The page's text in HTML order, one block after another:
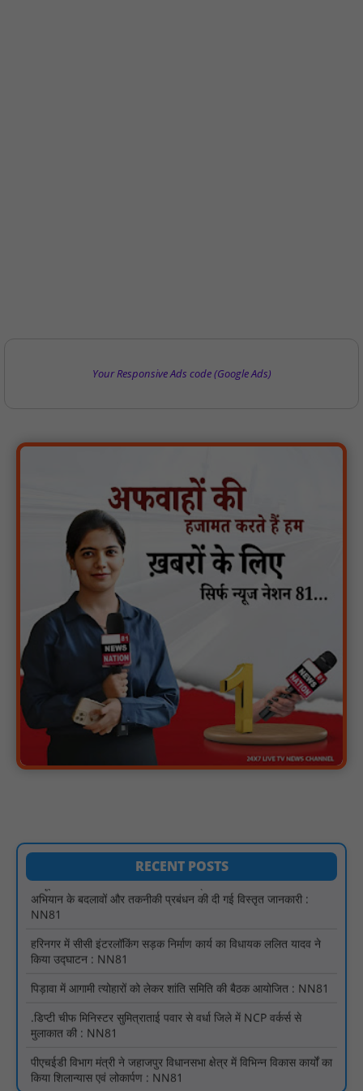
Your Responsive Ads code (Google Ads)
RECENT POSTS
पीएचईडी विभाग मंत्री ने जहाजपुर विधानसभा क्षेत्र में विभिन्न विकास कार्यों का
किया शिलान्यास एवं लोकार्पण : NN81
पारस पोर्टल से होगी योजनाओं की नियमित समीक्षा, मुख्यमंत्री विष्णुदेव साय ने
दिए समयबद्ध क्रियान्वयन के निर्देश : NN81
सोलर हाई मास्ट से रोशन हो रहे वनांचल के गांव, नियद नेल्लानार ग्रामों में बढ़ी
सुरक्षा और सुविधा : NN81
सरस्वती साइकिल योजना के तहत 18 छात्राओं को साइकिल वितरण, 'एक पेड़
माँ के नाम' अभियान में हुआ वृक्षारोपण : NN81
रेजिडेंट डॉक्टरों का शांतिपूर्ण आंदोलन जारी, सभी रेजिडेंट्स का लंबित वेतन
जारी होने तक संघर्ष रहेगा : NN81
मस्तूरी जनपद पंचायत में 131 सरपंचों का प्रशिक्षण संपन्न, वीबी-जी राम-जी
अभियान के बदलावों और तकनीकी प्रबंधन की दी गई विस्तृत जानकारी :
हरिनगर में सीसी इंटरलॉकिंग सड़क निर्माण कार्य का विधायक ललित यादव ने
किया उद्घाटन : NN81
पिड़ावा में आगामी त्योहारों को लेकर शांति समिति की बैठक आयोजित : NN81
.डिप्टी चीफ मिनिस्टर सुमित्राताई पवार से वर्धा जिले में NCP वर्कर्स से
मुलाकात की : NN81
पीएचईडी विभाग मंत्री ने जहाजपुर विधानसभा क्षेत्र में विभिन्न विकास कार्यों का
किया शिलान्यास एवं लोकार्पण : NN81
पारस पोर्टल से होगी योजनाओं की नियमित समीक्षा, मुख्यमंत्री विष्णुदेव साय ने
दिए समयबद्ध क्रियान्वयन के निर्देश : NN81